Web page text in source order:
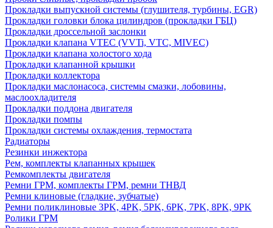
Прокладки выпускной системы (глушителя, турбины, EGR)
Прокладки головки блока цилиндров (прокладки ГБЦ)
Прокладки дроссельной заслонки
Прокладки клапана VTEC (VVTi, VTC, MIVEC)
Прокладки клапана холостого хода
Прокладки клапанной крышки
Прокладки коллектора
Прокладки маслонасоса, системы смазки, лобовины,
маслоохладителя
Прокладки поддона двигателя
Прокладки помпы
Прокладки системы охлаждения, термостата
Радиаторы
Резинки инжектора
Рем, комплекты клапанных крышек
Ремкомплекты двигателя
Ремни ГРМ, комплекты ГРМ, ремни ТНВД
Ремни клиновые (гладкие, зубчатые)
Ремни поликлиновые 3PK, 4PK, 5PK, 6PK, 7PK, 8PK, 9PK
Ролики ГРМ